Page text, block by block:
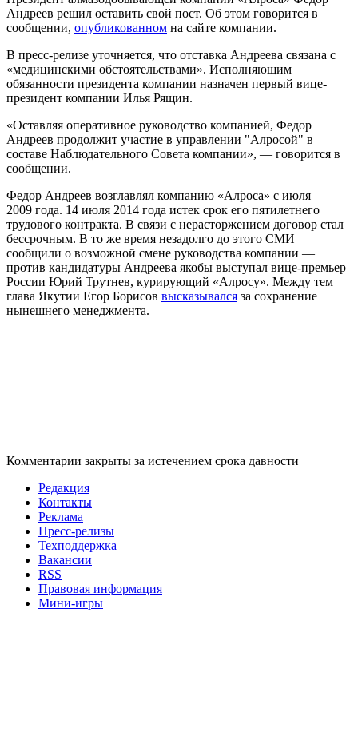
Андреев решил оставить свой пост. Об этом говорится в
сообщении, опубликованном на сайте компании.
В пресс-релизе уточняется, что отставка Андреева связана с
«медицинскими обстоятельствами». Исполняющим
обязанности президента компании назначен первый вице-
президент компании Илья Рящин.
«Оставляя оперативное руководство компанией, Федор
Андреев продолжит участие в управлении "Алросой" в
составе Наблюдательного Совета компании», — говорится в
сообщении.
Федор Андреев возглавлял компанию «Алроса» с июля
2009 года. 14 июля 2014 года истек срок его пятилетнего
трудового контракта. В связи с нерасторжением договор стал
бессрочным. В то же время незадолго до этого СМИ
сообщили о возможной смене руководства компании —
против кандидатуры Андреева якобы выступал вице-премьер
России Юрий Трутнев, курирующий «Алросу». Между тем
глава Якутии Егор Борисов высказывался за сохранение
нынешнего менеджмента.
Комментарии закрыты за истечением срока давности
Редакция
Контакты
Реклама
Пресс-релизы
Техподдержка
Вакансии
RSS
Правовая информация
Мини-игры